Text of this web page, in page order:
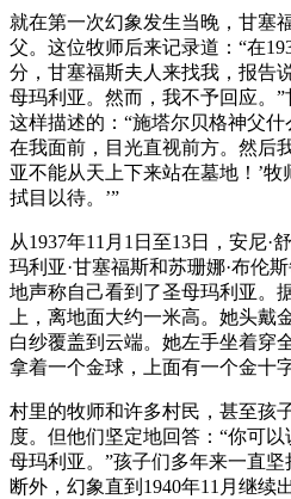
就在第一次幻象发生当晚，甘塞
父。这位牧师后来记录道：“在
分，甘塞福斯夫人来找我，报告
母玛利亚。然而，我不予回应。
这样描述的：“施塔尔贝格神父
在我面前，目光直视前方。然后
亚不能从天上下来站在墓地！’
拭目以待。’”
从1937年11月1日至13日，安尼·
玛利亚·甘塞福斯和苏珊娜·布伦
地声称自己看到了圣母玛利亚。
上，离地面大约一米高。她头戴
白纱覆盖到云端。她左手坐着穿
拿着一个金球，上面有一个金十
村里的牧师和许多村民，甚至孩
度。但他们坚定地回答：“你可
母玛利亚。”孩子们多年来一直
断外，幻象直到1940年11月继续